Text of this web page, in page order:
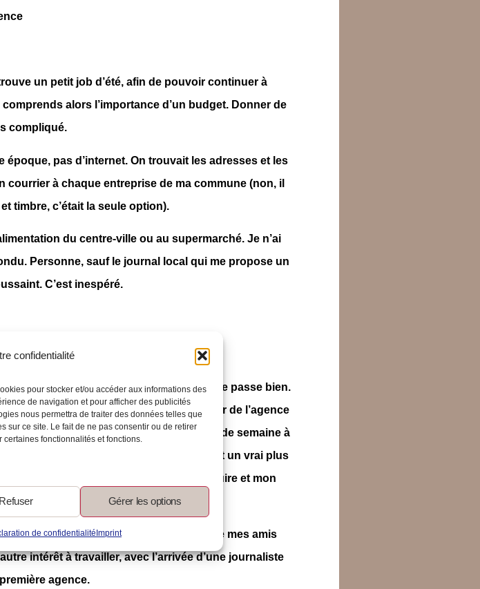
confidentialité
pour stocker et/ou accéder aux informations des
de navigation et pour afficher des publicités
nous permettra de traiter des données telles que
sur ce site. Le fait de ne pas consentir ou de retirer
fonctionnalités et fonctions.
Refuser Gérer les options
de confidentialitéImprint
un petit job d’été, afin de pouvoir continuer à
alors l’importance d’un budget. Donner de
compliqué.
pas d’internet. On trouvait les adresses et les
courrier à chaque entreprise de ma commune (non, il
timbre, c’était la seule option).
du centre-ville ou au supermarché. Je n’ai
Personne, sauf le journal local qui me propose un
C’est inespéré.
Ma rencontre avec l’employée en place se passe bien.
temps. Je serai en charge de m’occuper de l’agence
tenir la caisse et la déposer en fin de semaine à
toutes les vacances scolaires. Et ça, c’est un vrai plus
scolarité, de payer mon permis de conduire et mon
je travaillerai le matin, et je profiterai de mes amis
intérêt à travailler, avec l’arrivée d’une journaliste
agence.